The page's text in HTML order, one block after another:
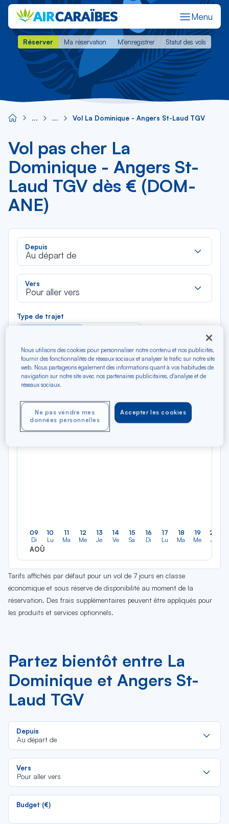
Menu
Réserver Ma réservation M'enregistrer Statut des vols
Réserver Ma réservation M'enregistrer Statut des vols
Vol La Dominique - Angers St-Laud TGV
Vol pas cher La
Dominique - Angers St-
Laud TGV dès € (DOM-
ANE)
Depuis
Au départ de
Vers
Pour aller vers
Type de trajet
Filtrer Vider
Précédent Aller / Retour — Économique
09
Di
AOÛ
10
Lu
11
Ma
12
Me
13
Je
14
Ve
15
Sa
16
Di
17
Lu
18
Ma
19
Me
20
Je
Tarifs affichés par défaut pour un vol de 7 jours en classe
économique et sous réserve de disponibilité au moment de la
réservation. Des frais supplémentaires peuvent être appliqués pour
les produits et services optionnels.
Partez bientôt entre La
Dominique et Angers St-
Laud TGV
Depuis
Au départ de
Vers
Pour aller vers
Budget (€)
Nous utilisons des cookies pour personnaliser notre contenu et nos publicités,
fournir des fonctionnalités de réseaux sociaux et analyser le trafic sur notre site
web. Nous partageons également des informations quant à vos habitudes de
navigation sur notre site avec nos partenaires publicitaires, d'analyse et de
réseaux sociaux.
Accepter les cookies
Ne pas vendre mes
données personnelles